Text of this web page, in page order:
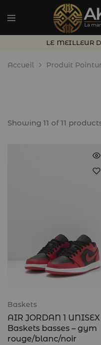
LE MEILLEUR
Accueil Produit
Showing 11 of11
Baskets
AIR JORDAN 1 UNISEX
Baskets basses – gym
rouge/blanc/noir